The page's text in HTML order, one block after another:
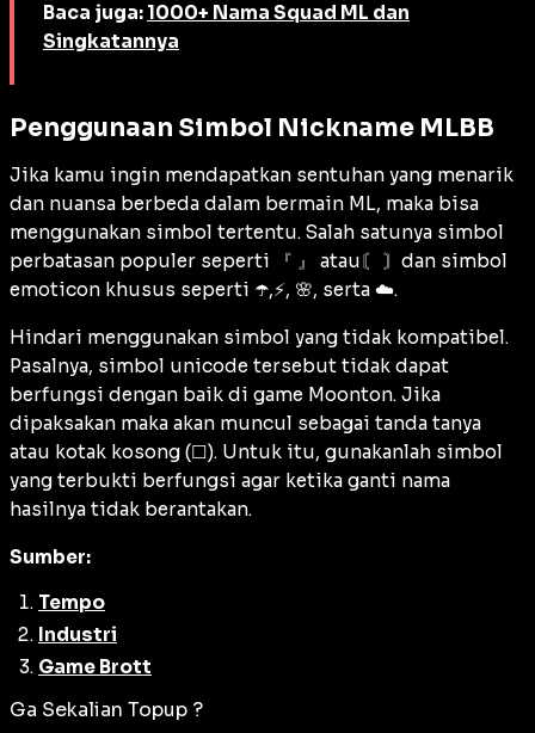
Baca juga: 1000+ Nama Squad ML dan
Singkatannya
Penggunaan Simbol Nickname MLBB
Jika kamu ingin mendapatkan sentuhan yang menarik
dan nuansa berbeda dalam bermain ML, maka bisa
menggunakan simbol tertentu. Salah satunya simbol
perbatasan populer seperti 『 』 atau〘 〙dan simbol
emoticon khusus seperti ☂️,⚡, 🌸, serta ☁️.
Hindari menggunakan simbol yang tidak kompatibel.
Pasalnya, simbol unicode tersebut tidak dapat
berfungsi dengan baik di game Moonton. Jika
dipaksakan maka akan muncul sebagai tanda tanya
atau kotak kosong (☐). Untuk itu, gunakanlah simbol
yang terbukti berfungsi agar ketika ganti nama
hasilnya tidak berantakan.
Sumber:
Tempo
Industri
Game Brott
Ga Sekalian Topup ?